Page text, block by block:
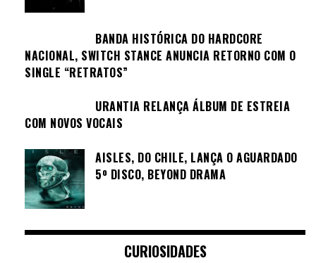
BANDA HISTÓRICA DO HARDCORE
NACIONAL, SWITCH STANCE ANUNCIA RETORNO COM O
SINGLE “RETRATOS”
URANTIA RELANÇA ÁLBUM DE ESTREIA
COM NOVOS VOCAIS
AISLES, DO CHILE, LANÇA O AGUARDADO
5º DISCO, BEYOND DRAMA
CURIOSIDADES